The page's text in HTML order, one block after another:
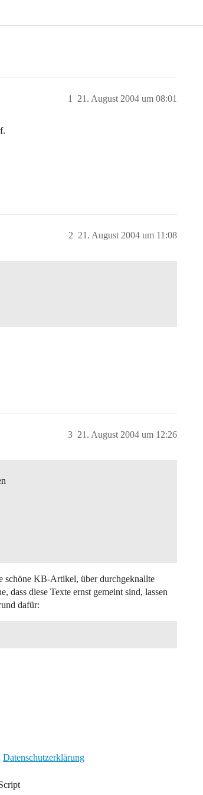
21. August 2004 um 08:01
1
21. August 2004 um 11:08
2
21. August 2004 um 12:26
3
schöne KB-Artikel, über durchgeknallte
dass diese Texte ernst gemeint sind, lassen
dafür:
Datenschutzerklärung